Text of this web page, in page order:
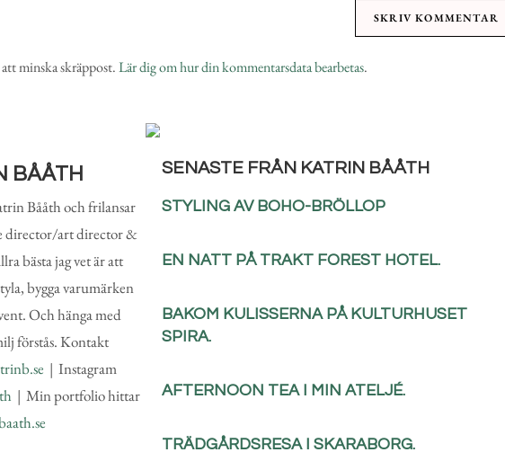
minska skräppost.Lär dig om hur din kommentarsdata bearbetas.
BÅÅTH
Bååth och frilansar
director/art director &
bästa jag vet är att
bygga varumärken
Och hänga med
förstås. Kontakt
| Instagram
| Min portfolio hittar
SENASTE FRÅN KATRIN BÅÅTH
STYLING AV BOHO-BRÖLLOP
EN NATT PÅ TRAKT FOREST HOTEL.
BAKOM KULISSERNA PÅ KULTURHUSET
SPIRA.
AFTERNOON TEA I MIN ATELJÉ.
TRÄDGÅRDSRESA I SKARABORG.